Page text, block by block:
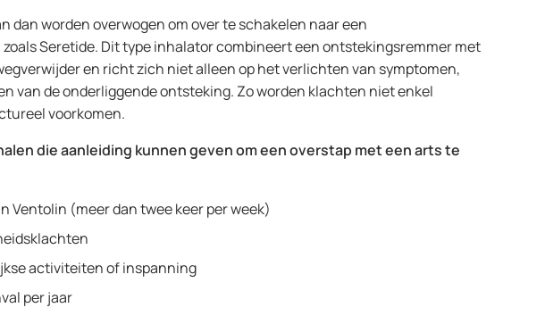
dan worden overwogen om over te schakelen naar een
Seretide. Dit type inhalator combineert een ontstekingsremmer met
en richt zich niet alleen op het verlichten van symptomen,
van de onderliggende ontsteking. Zo worden klachten niet enkel
voorkomen.
die aanleiding kunnen geven om een overstap met een arts te
Ventolin (meer dan twee keer per week)
activiteiten of inspanning
per jaar